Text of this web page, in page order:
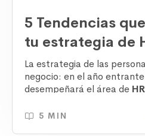
5 Tendencias
tu estrategia de
La estrategia de las
negocio: en el año
desempeñará el área de HR
muchos de los procesos
5 MIN